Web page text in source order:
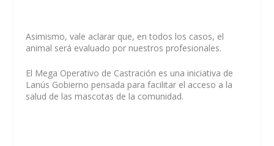
Asimismo, vale aclarar que, en todos los casos, el
animal será evaluado por nuestros profesionales.
El Mega Operativo de Castración es una iniciativa de
Lanús Gobierno pensada para facilitar el acceso a la
salud de las mascotas de la comunidad.